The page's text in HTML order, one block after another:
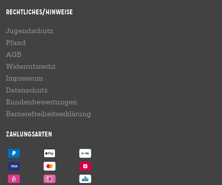
Rechtliches/Hinweise
Jugendschutz
Pfand
AGB
Widerrufsrecht
Impressum
Datenschutz
Kundenbewertungen
Barrierefreiheitserklärung
Zahlungsarten